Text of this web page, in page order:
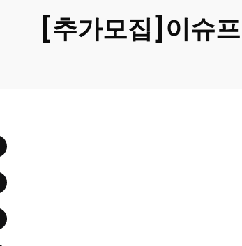
[추가모집]이슈